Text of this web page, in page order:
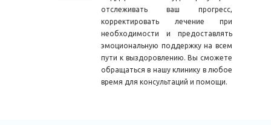
отслеживать ваш прогресс,
корректировать лечение при
необходимости и предоставлять
эмоциональную поддержку на всем
пути к выздоровлению. Вы сможете
обращаться в нашу клинику в любое
время для консультаций и помощи.